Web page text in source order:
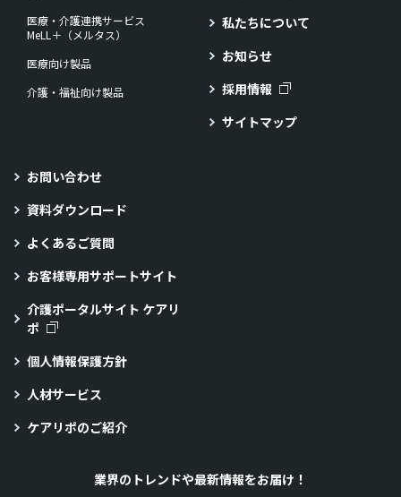
医療・介護連携サービス
MeLL＋（メルタス）
医療向け製品
介護・福祉向け製品
私たちについて
お知らせ
採用情報
サイトマップ
お問い合わせ
資料ダウンロード
よくあるご質問
お客様専用サポートサイト
介護ポータルサイト ケアリ
ポ
個人情報保護方針
人材サービス
ケアリポのご紹介
業界のトレンドや最新情報をお届け！